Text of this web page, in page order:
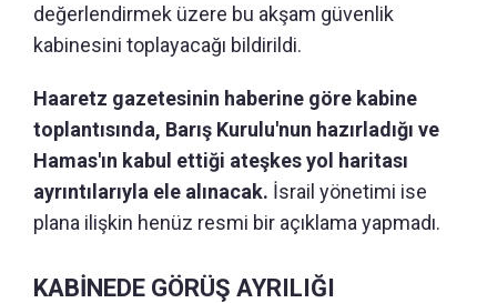
değerlendirmek üzere bu akşam güvenlik
kabinesini toplayacağı bildirildi.
Haaretz gazetesinin haberine göre kabine
toplantısında, Barış Kurulu'nun hazırladığı ve
Hamas'ın kabul ettiği ateşkes yol haritası
ayrıntılarıyla ele alınacak. İsrail yönetimi ise
plana ilişkin henüz resmi bir açıklama yapmadı.
KABİNEDE GÖRÜŞ AYRILIĞI